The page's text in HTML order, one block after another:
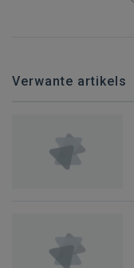
Verwante artikels